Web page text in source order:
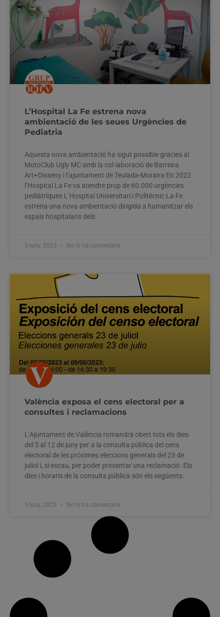
L’Hospital La Fe estrena nova
ambientació de les seues Urgències de
Pediatria
Aquesta nova ambientació ha sigut possible gràcies al
MotoClub Ugly MC amb la col·laboració de Barreira
Art+Disseny i l’ajuntament de Teulada-Moraira En 2022
l’Hospital La Fe va atendre prop de 60.000 urgències
pediàtriques L’Hospital Universitari i Politècnic La Fe
estrena una nova ambientació dirigida a humanitzar els
espais hospitalaris dels
5 juny, 2023 No hi ha comentaris
València exposa el cens electoral per a
consultes i reclamacions
L’Ajuntament de València romandrà obert tots els dies
del 5 al 12 de juny per a la consulta pública del cens
electoral de les pròximes eleccions generals del 23 de
juliol i, si escau, per poder presentar una reclamació. Els
dies i horaris de la consulta pública són els següents:
5 juny, 2023 No hi ha comentaris